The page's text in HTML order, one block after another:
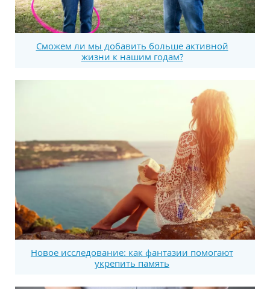
Сможем ли мы добавить больше активной
жизни к нашим годам?
Новое исследование: как фантазии помогают
укрепить память